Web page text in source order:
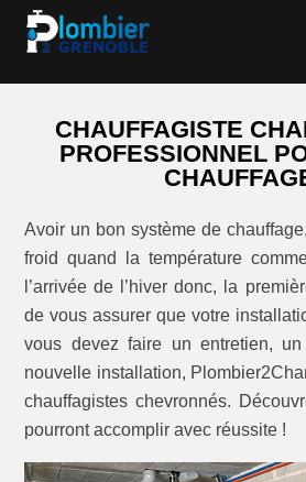
CHAUFFAGISTE
PROFESSIONNEL
Avoir un bon système de
froid quand la température
l’arrivée de l’hiver donc, la
de vous assurer que votre
vous devez faire un entretien,
nouvelle installation,
chauffagistes chevronnés.
pourront accomplir avec réussite !